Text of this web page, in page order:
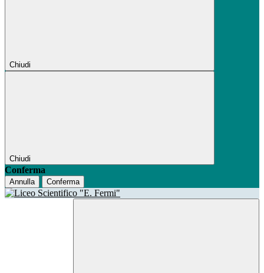
Chiudi
Chiudi
Conferma
Annulla Conferma